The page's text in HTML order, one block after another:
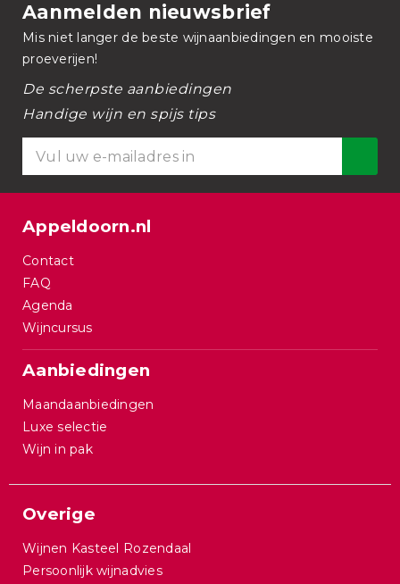
Aanmelden nieuwsbrief
Mis niet langer de beste wijnaanbiedingen en mooiste
proeverijen!
De scherpste aanbiedingen
Handige wijn en spijs tips
Appeldoorn.nl
Contact
FAQ
Agenda
Wijncursus
Aanbiedingen
Maandaanbiedingen
Luxe selectie
Wijn in pak
Overige
Wijnen Kasteel Rozendaal
Persoonlijk wijnadvies